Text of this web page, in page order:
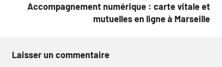
Accompagnement numérique : carte vitale et
mutuelles en ligne à Marseille
Laisser un commentaire